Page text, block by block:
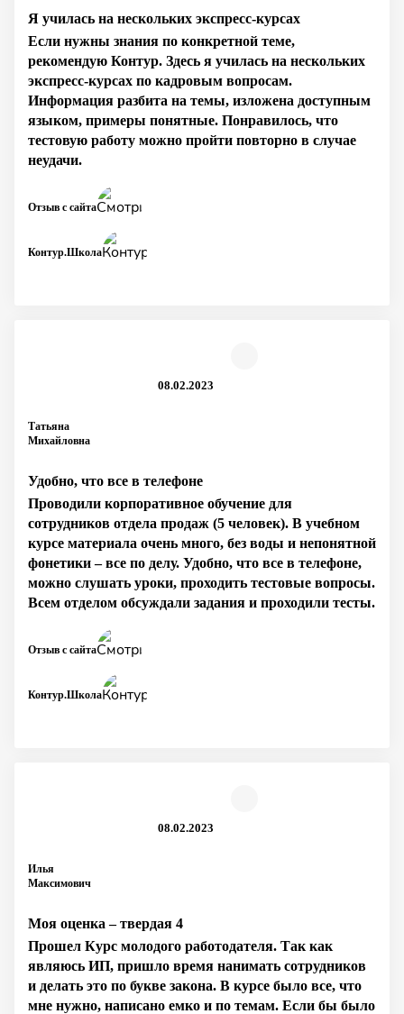
Я училась на нескольких экспресс-курсах
Если нужны знания по конкретной теме,
рекомендую Контур. Здесь я училась на нескольких
экспресс-курсах по кадровым вопросам.
Информация разбита на темы, изложена доступным
языком, примеры понятные. Понравилось, что
тестовую работу можно пройти повторно в случае
неудачи.
Контур.Школа
Отзыв с сайта
Татьяна
Михайловна
08.02.2023
Удобно, что все в телефоне
Проводили корпоративное обучение для
сотрудников отдела продаж (5 человек). В учебном
курсе материала очень много, без воды и непонятной
фонетики – все по делу. Удобно, что все в телефоне,
можно слушать уроки, проходить тестовые вопросы.
Всем отделом обсуждали задания и проходили тесты.
Контур.Школа
Отзыв с сайта
Илья
Максимович
08.02.2023
Моя оценка – твердая 4
Прошел Курс молодого работодателя. Так как
являюсь ИП, пришло время нанимать сотрудников
и делать это по букве закона. В курсе было все, что
мне нужно, написано емко и по темам. Если бы было